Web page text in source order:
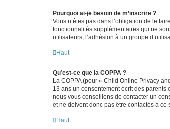
Pourquoi ai-je besoin de m’inscrire ?
Vous n’êtes pas dans l’obligation de le
fonctionnalités supplémentaires qui ne
utilisateurs, l’adhésion à un groupe
Haut
Qu’est-ce que la COPPA ?
La COPPA (pour « Child Online Privacy
13 ans un consentement écrit des parents
nous vous conseillons de contacter un
et ne doivent donc pas être contactés à ce
Haut